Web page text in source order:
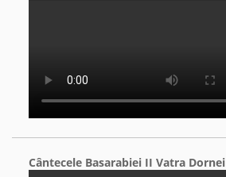
Cântecele Basarabiei II Vatra Dornei